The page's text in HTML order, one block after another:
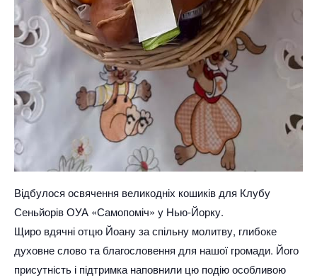
Відбулося освячення великодніх кошиків для Клубу
Сеньйорів ОУА «Самопоміч» у Нью-Йорку.
Щиро вдячні отцю Йоану за спільну молитву, глибоке
духовне слово та благословення для нашої громади. Його
присутність і підтримка наповнили цю подію особливою